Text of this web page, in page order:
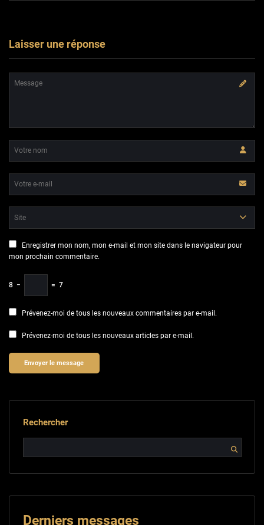
Laisser une réponse
Enregistrer mon nom, mon e-mail et mon site dans le navigateur pour
mon prochain commentaire.
8 − = 7
Prévenez-moi de tous les nouveaux commentaires par e-mail.
Prévenez-moi de tous les nouveaux articles par e-mail.
Rechercher
Derniers messages